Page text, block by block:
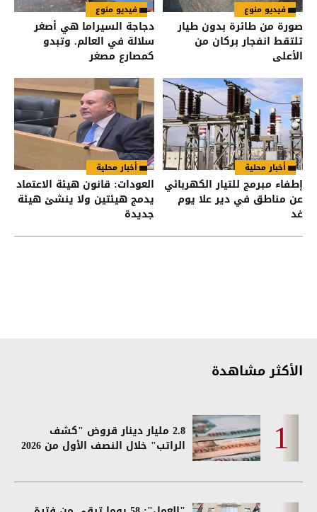
فيديو منوع
صورة من طائرة بدون طيار
تلتقط انفجار بركان من
الأعلى
فيديو منوع
دجاجة السيراما هي أصغر
سلالة في العالم. وتبدو
كمصارع مصغر
أخبار محلية
إطفاء مبرمج للتيار الكهربائي
عن مناطق في دير علا يوم
غد
أخبار محلية
العودات: قانون هيئة الاعتماد
يدمج هيئتين ولا ينشئ هيئة
جديدة
الأكثر مشاهدة
2.8 مليار دينار قروض "كشف
الراتب" خلال النصف الأول من 2026